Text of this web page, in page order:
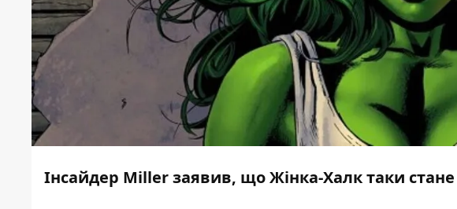
Інсайдер Miller заявив, що Жінка-Халк таки